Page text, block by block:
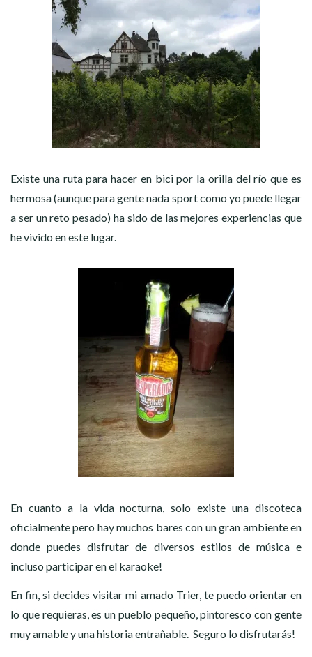
Existe unaruta para hacer en bicipor la orilla del río que es
hermosa (aunque para gente nada sport como yo puede llegar
a ser un reto pesado) ha sido de las mejores experiencias que
he vivido en este lugar.
En cuanto a la vida nocturna, solo existe una discoteca
oficialmente pero hay muchos bares con un gran ambiente en
donde puedes disfrutar de diversos estilos de música e
incluso participar en el karaoke!
En fin, si decides visitar mi amado Trier, te puedo orientar en
lo que requieras, es un pueblo pequeño, pintoresco con gente
muy amable y una historia entrañable. Seguro lo disfrutarás!